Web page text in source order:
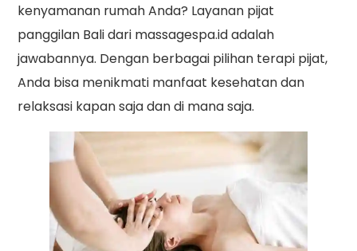
kenyamanan rumah Anda? Layanan pijat
panggilan Bali dari massagespa.id adalah
jawabannya. Dengan berbagai pilihan terapi pijat,
Anda bisa menikmati manfaat kesehatan dan
relaksasi kapan saja dan di mana saja.